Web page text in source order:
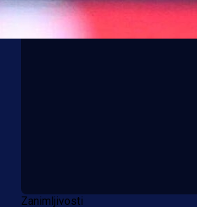
Zanimljivosti